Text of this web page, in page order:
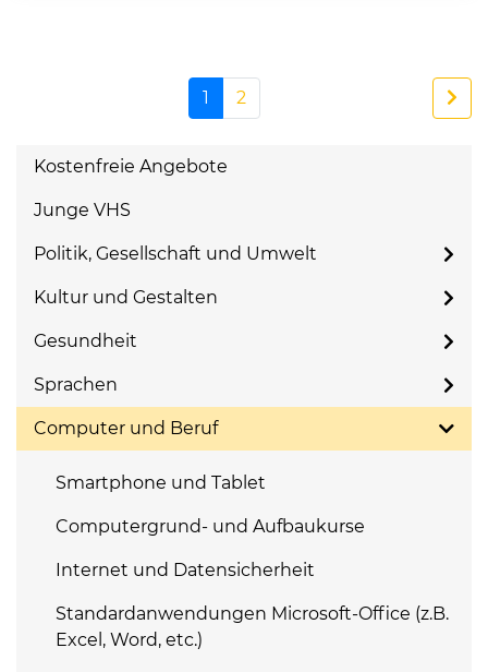
1 2
Kostenfreie Angebote
Junge VHS
Politik, Gesellschaft und Umwelt
Kultur und Gestalten
Gesundheit
Sprachen
Computer und Beruf
Smartphone und Tablet
Computergrund- und Aufbaukurse
Internet und Datensicherheit
Standardanwendungen Microsoft-Office (z.B.
Excel, Word, etc.)